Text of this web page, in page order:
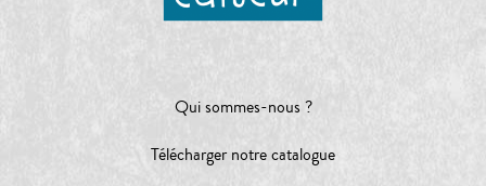
Qui sommes-nous ?
Télécharger notre catalogue